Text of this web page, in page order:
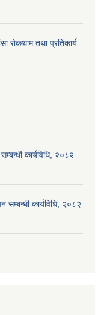
रोकथाम तथा प्रतिकार्य
कार्यविधि, २०८२
सम्बन्धी कार्यविधि, २०८२